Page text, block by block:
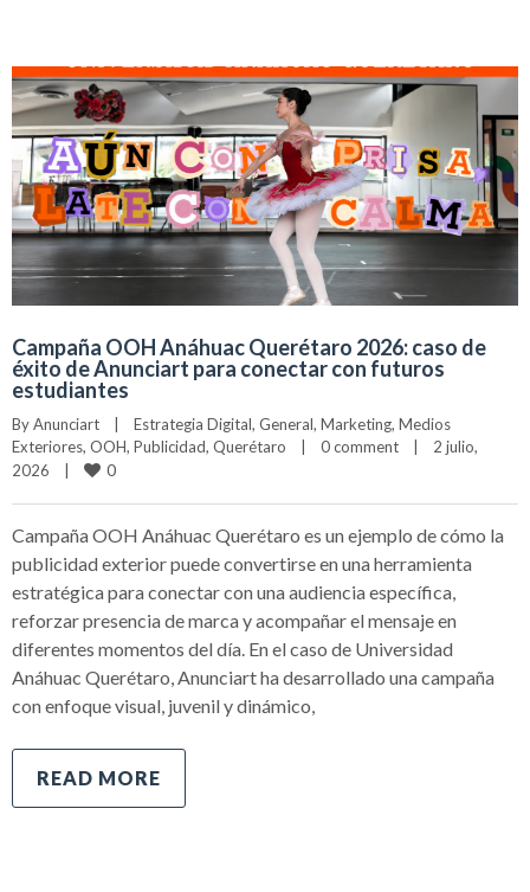
Campaña OOH Anáhuac Querétaro 2026: caso de
éxito de Anunciart para conectar con futuros
estudiantes
By Anunciart | Estrategia Digital, General, Marketing, Medios
Exteriores, OOH, Publicidad, Querétaro | 0 comment |
2 julio,
2026 | 0
Campaña OOH Anáhuac Querétaro es un ejemplo de cómo la
publicidad exterior puede convertirse en una herramienta
estratégica para conectar con una audiencia específica,
reforzar presencia de marca y acompañar el mensaje en
diferentes momentos del día. En el caso de Universidad
Anáhuac Querétaro, Anunciart ha desarrollado una campaña
con enfoque visual, juvenil y dinámico,
READ MORE